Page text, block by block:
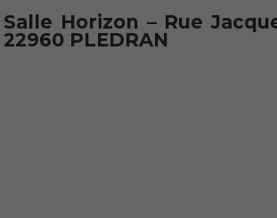
Salle Horizon – Rue
22960 PLEDRAN